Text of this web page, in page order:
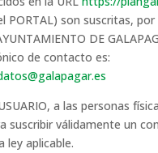
PORTAL) son suscritas,
DE
de contacto es:
a las personas
suscribir válidamente un
ley aplicable.